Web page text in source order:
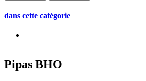
dans cette catégorie
Pipas BHO